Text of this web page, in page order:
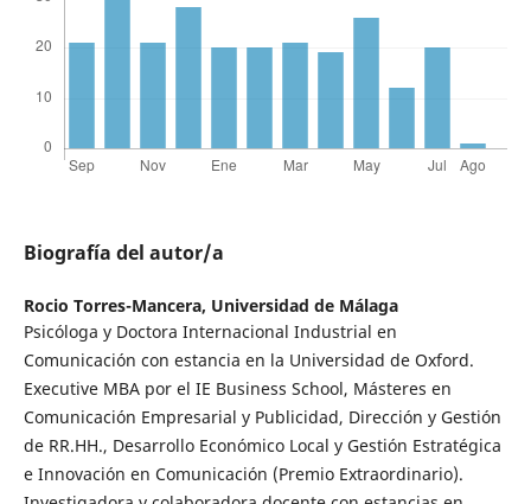
Biografía del autor/a
Rocio Torres-Mancera, Universidad de Málaga
Psicóloga y Doctora Internacional Industrial en
Comunicación con estancia en la Universidad de Oxford.
Executive MBA por el IE Business School, Másteres en
Comunicación Empresarial y Publicidad, Dirección y Gestión
de RR.HH., Desarrollo Económico Local y Gestión Estratégica
e Innovación en Comunicación (Premio Extraordinario).